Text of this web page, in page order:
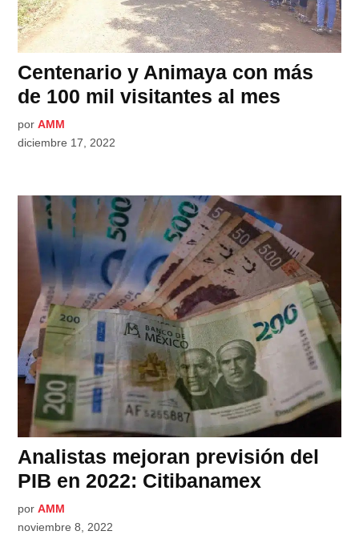
Centenario y Animaya con más
de 100 mil visitantes al mes
por AMM
diciembre 17, 2022
Analistas mejoran previsión del
PIB en 2022: Citibanamex
por AMM
noviembre 8, 2022